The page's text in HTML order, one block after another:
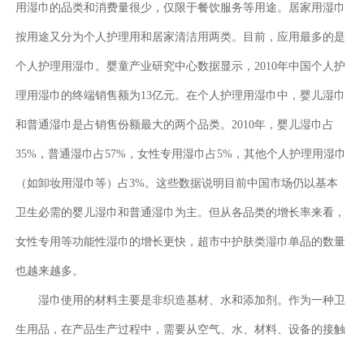
用湿巾的品类和消费量很少，仅限于餐饮服务等用途。居家用湿巾
按用途又分为个人护理用和居家清洁用两类。目前，应用最多的是
个人护理用湿巾。婴童产业研究中心数据显示，2010年中国个人护
理用湿巾的终端销售额为13亿元。在个人护理用湿巾中，婴儿湿巾
和普通湿巾是占销售份额最大的两个品类。2010年，婴儿湿巾占
35%，普通湿巾占57%，女性专用湿巾占5%，其他个人护理用湿巾
（如卸妆用湿巾等）占3%。这些数据说明目前中国市场仍以基本
卫生必需的婴儿湿巾和普通湿巾为主。但从各品类的增长率来看，
女性专用等功能性湿巾的增长更快，超市中护肤类湿巾单品的数量
也越来越多。
湿巾使用的材料主要是非织造基材、水和添加剂。作为一种卫
生用品，在产品生产过程中，需要从空气、水、材料、设备的接触